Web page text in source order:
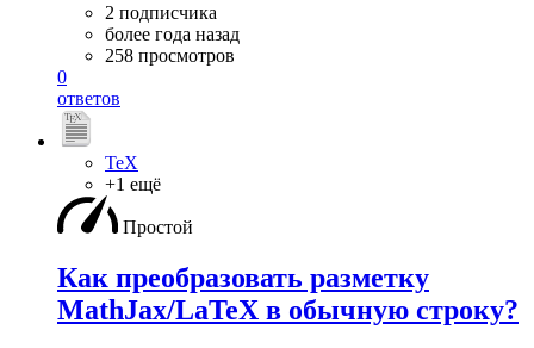
2 подписчика
более года назад
258 просмотров
0
ответов
TeX
+1 ещё
Простой
Как преобразовать разметку
MathJax/LaTeX в обычную строку?